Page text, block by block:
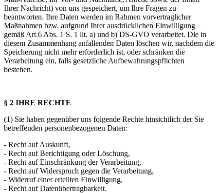
Ihrer Nachricht) von uns gespeichert, um Ihre Fragen zu
beantworten. Ihre Daten werden im Rahmen vorvertraglicher
Maßnahmen bzw. aufgrund Ihrer ausdrücklichen Einwilligung
gemäß Art.6 Abs. 1 S. 1 lit. a) und b) DS-GVO verarbeitet. Die in
diesem Zusammenhang anfallenden Daten löschen wir, nachdem die
Speicherung nicht mehr erforderlich ist, oder schränken die
Verarbeitung ein, falls gesetzliche Aufbewahrungspflichten
bestehen.
§ 2 IHRE RECHTE
(1) Sie haben gegenüber uns folgende Rechte hinsichtlich der Sie
betreffenden personenbezogenen Daten:
- Recht auf Auskunft,
- Recht auf Berichtigung oder Löschung,
- Recht auf Einschränkung der Verarbeitung,
- Recht auf Widerspruch gegen die Verarbeitung,
- Widerruf einer erteilten Einwilligung,
- Recht auf Datenübertragbarkeit.